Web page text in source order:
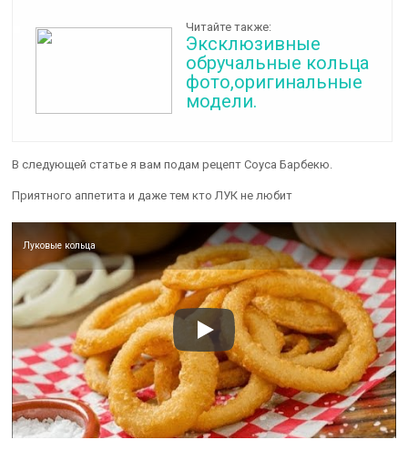
Читайте также:
Эксклюзивные
обручальные кольца
фото,оригинальные
модели.
В следующей статье я вам подам рецепт Соуса Барбекю.
Приятного аппетита и даже тем кто ЛУК не любит
Луковые кольца